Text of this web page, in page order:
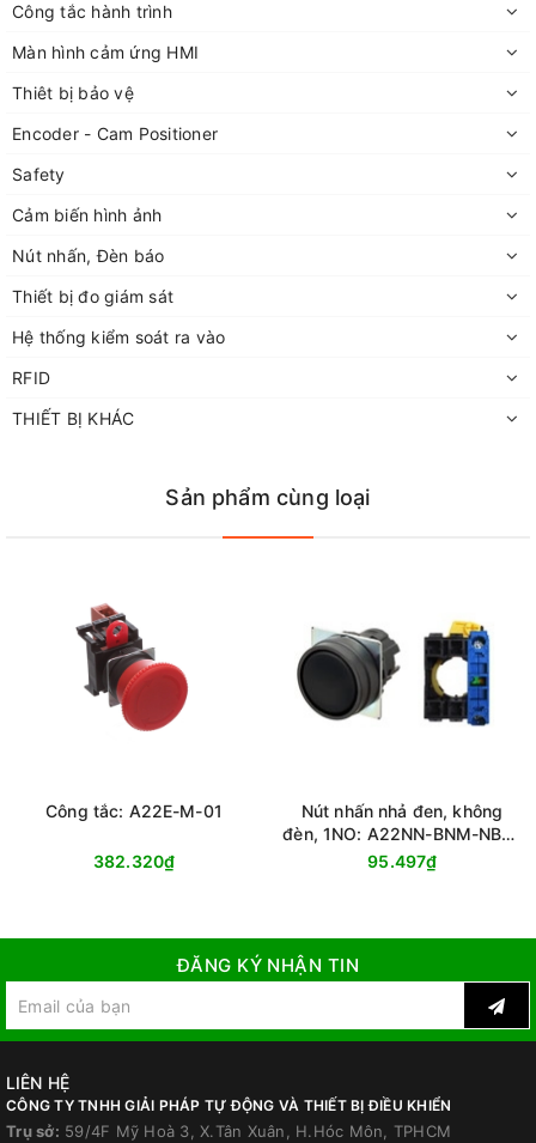
Công tắc hành trình
Màn hình cảm ứng HMI
Thiêt bị bảo vệ
Encoder - Cam Positioner
Safety
Cảm biến hình ảnh
Nút nhấn, Đèn báo
Thiết bị đo giám sát
Hệ thống kiểm soát ra vào
RFID
THIẾT BỊ KHÁC
Sản phẩm cùng loại
Công tắc: A22E-M-01
382.320₫
Nút nhấn nhả đen, không
đèn, 1NO: A22NN-BNM-NBA-
G100-NN
95.497₫
ĐĂNG KÝ NHẬN TIN
LIÊN HỆ
CÔNG TY TNHH GIẢI PHÁP TỰ ĐỘNG VÀ THIẾT BỊ ĐIỀU KHIỂN
Trụ sở: 59/4F Mỹ Hoà 3, X.Tân Xuân, H.Hóc Môn, TPHCM